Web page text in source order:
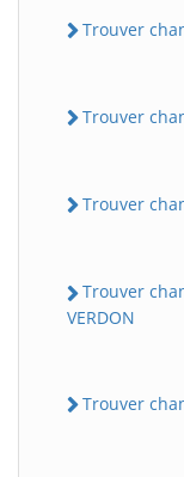
Trouver
Trouver
Trouver
Trouver
VERDON
Trouver